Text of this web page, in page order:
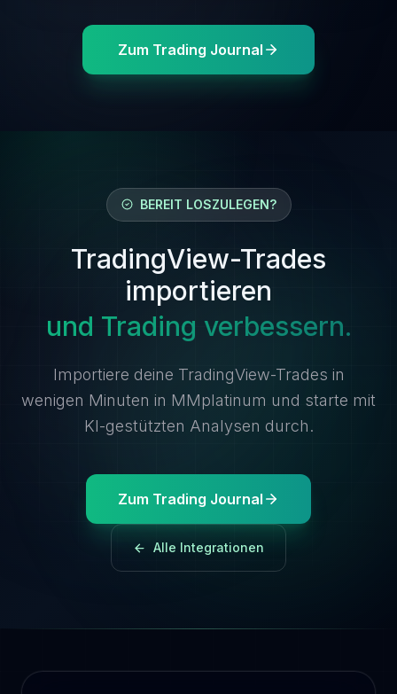
Zum Trading Journal
BEREIT LOSZULEGEN?
TradingView-Trades
importieren
und Trading verbessern.
Importiere deine TradingView-Trades in
wenigen Minuten in MMplatinum und starte mit
KI-gestützten Analysen durch.
Zum Trading Journal
Alle Integrationen